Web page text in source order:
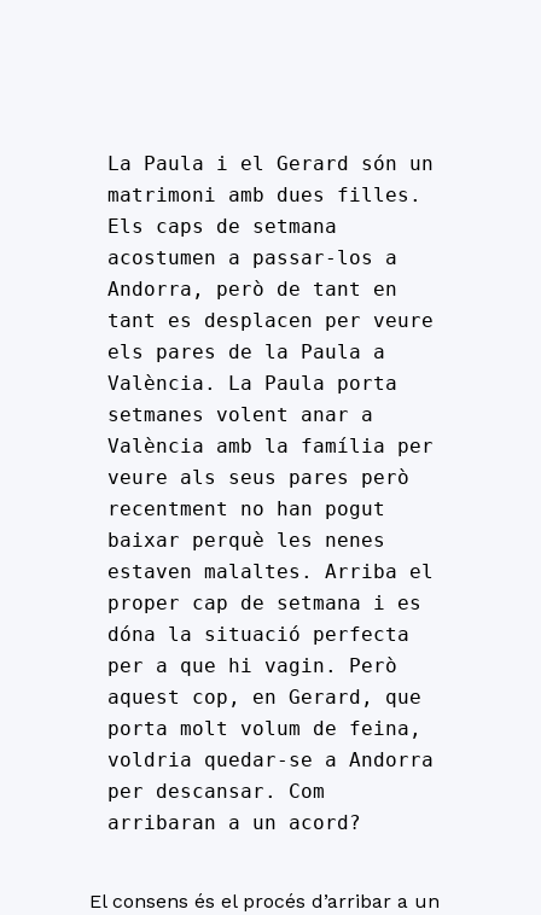
La Paula i el Gerard són un
matrimoni amb dues filles.
Els caps de setmana
acostumen a passar-los a
Andorra, però de tant en
tant es desplacen per veure
els pares de la Paula a
València. La Paula porta
setmanes volent anar a
València amb la família per
veure als seus pares però
recentment no han pogut
baixar perquè les nenes
estaven malaltes. Arriba el
proper cap de setmana i es
dóna la situació perfecta
per a que hi vagin. Però
aquest cop, en Gerard, que
porta molt volum de feina,
voldria quedar-se a Andorra
per descansar. Com
arribaran a un acord?
El consens és el procés d’arribar a un